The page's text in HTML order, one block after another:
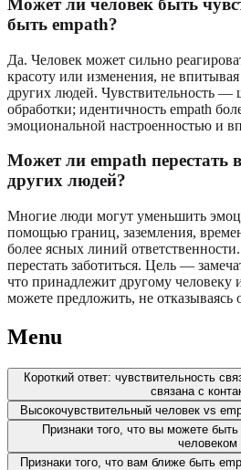
Может ли человек быть
быть empath?
Да. Человек может сильно
красоту или изменения, не
других людей. Чувствительность —
обработки; идентичность empath
эмоциональной настроенностью и
Может ли empath перестать
других людей?
Многие люди могут уменьшить
помощью границ, заземления,
более ясных линий
перестать заботиться. Цель —
что принадлежит другому
можете предложить, не отказываясь
Menu
Короткий ответ: чувствительность
связана с
Высокочувствительный человек vs
Признаки того, что вы можете
человеком
Признаки того, что вам ближе быть